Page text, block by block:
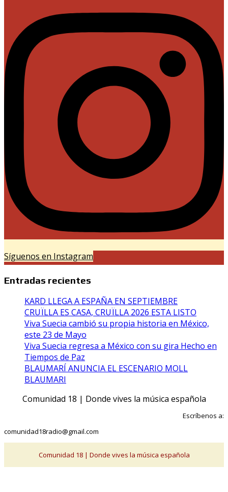
Síguenos en Instagram
Entradas recientes
KARD LLEGA A ESPAÑA EN SEPTIEMBRE
CRUÏLLA ES CASA, CRUÏLLA 2026 ESTA LISTO
Viva Suecia cambió su propia historia en México,
este 23 de Mayo
Viva Suecia regresa a México con su gira Hecho en
Tiempos de Paz
BLAUMARÍ ANUNCIA EL ESCENARIO MOLL
BLAUMARI
Comunidad 18 | Donde vives la música española
Escríbenos a:
comunidad18radio@gmail.com
Comunidad 18 | Donde vives la música española